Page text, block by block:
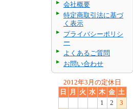
会社概要
特定商取引法に基づ
く表示
プライバシーポリシ
ー
よくあるご質問
お問い合わせ
2012年3月の定休日
日
月 火 水 木 金 土
1
2
3